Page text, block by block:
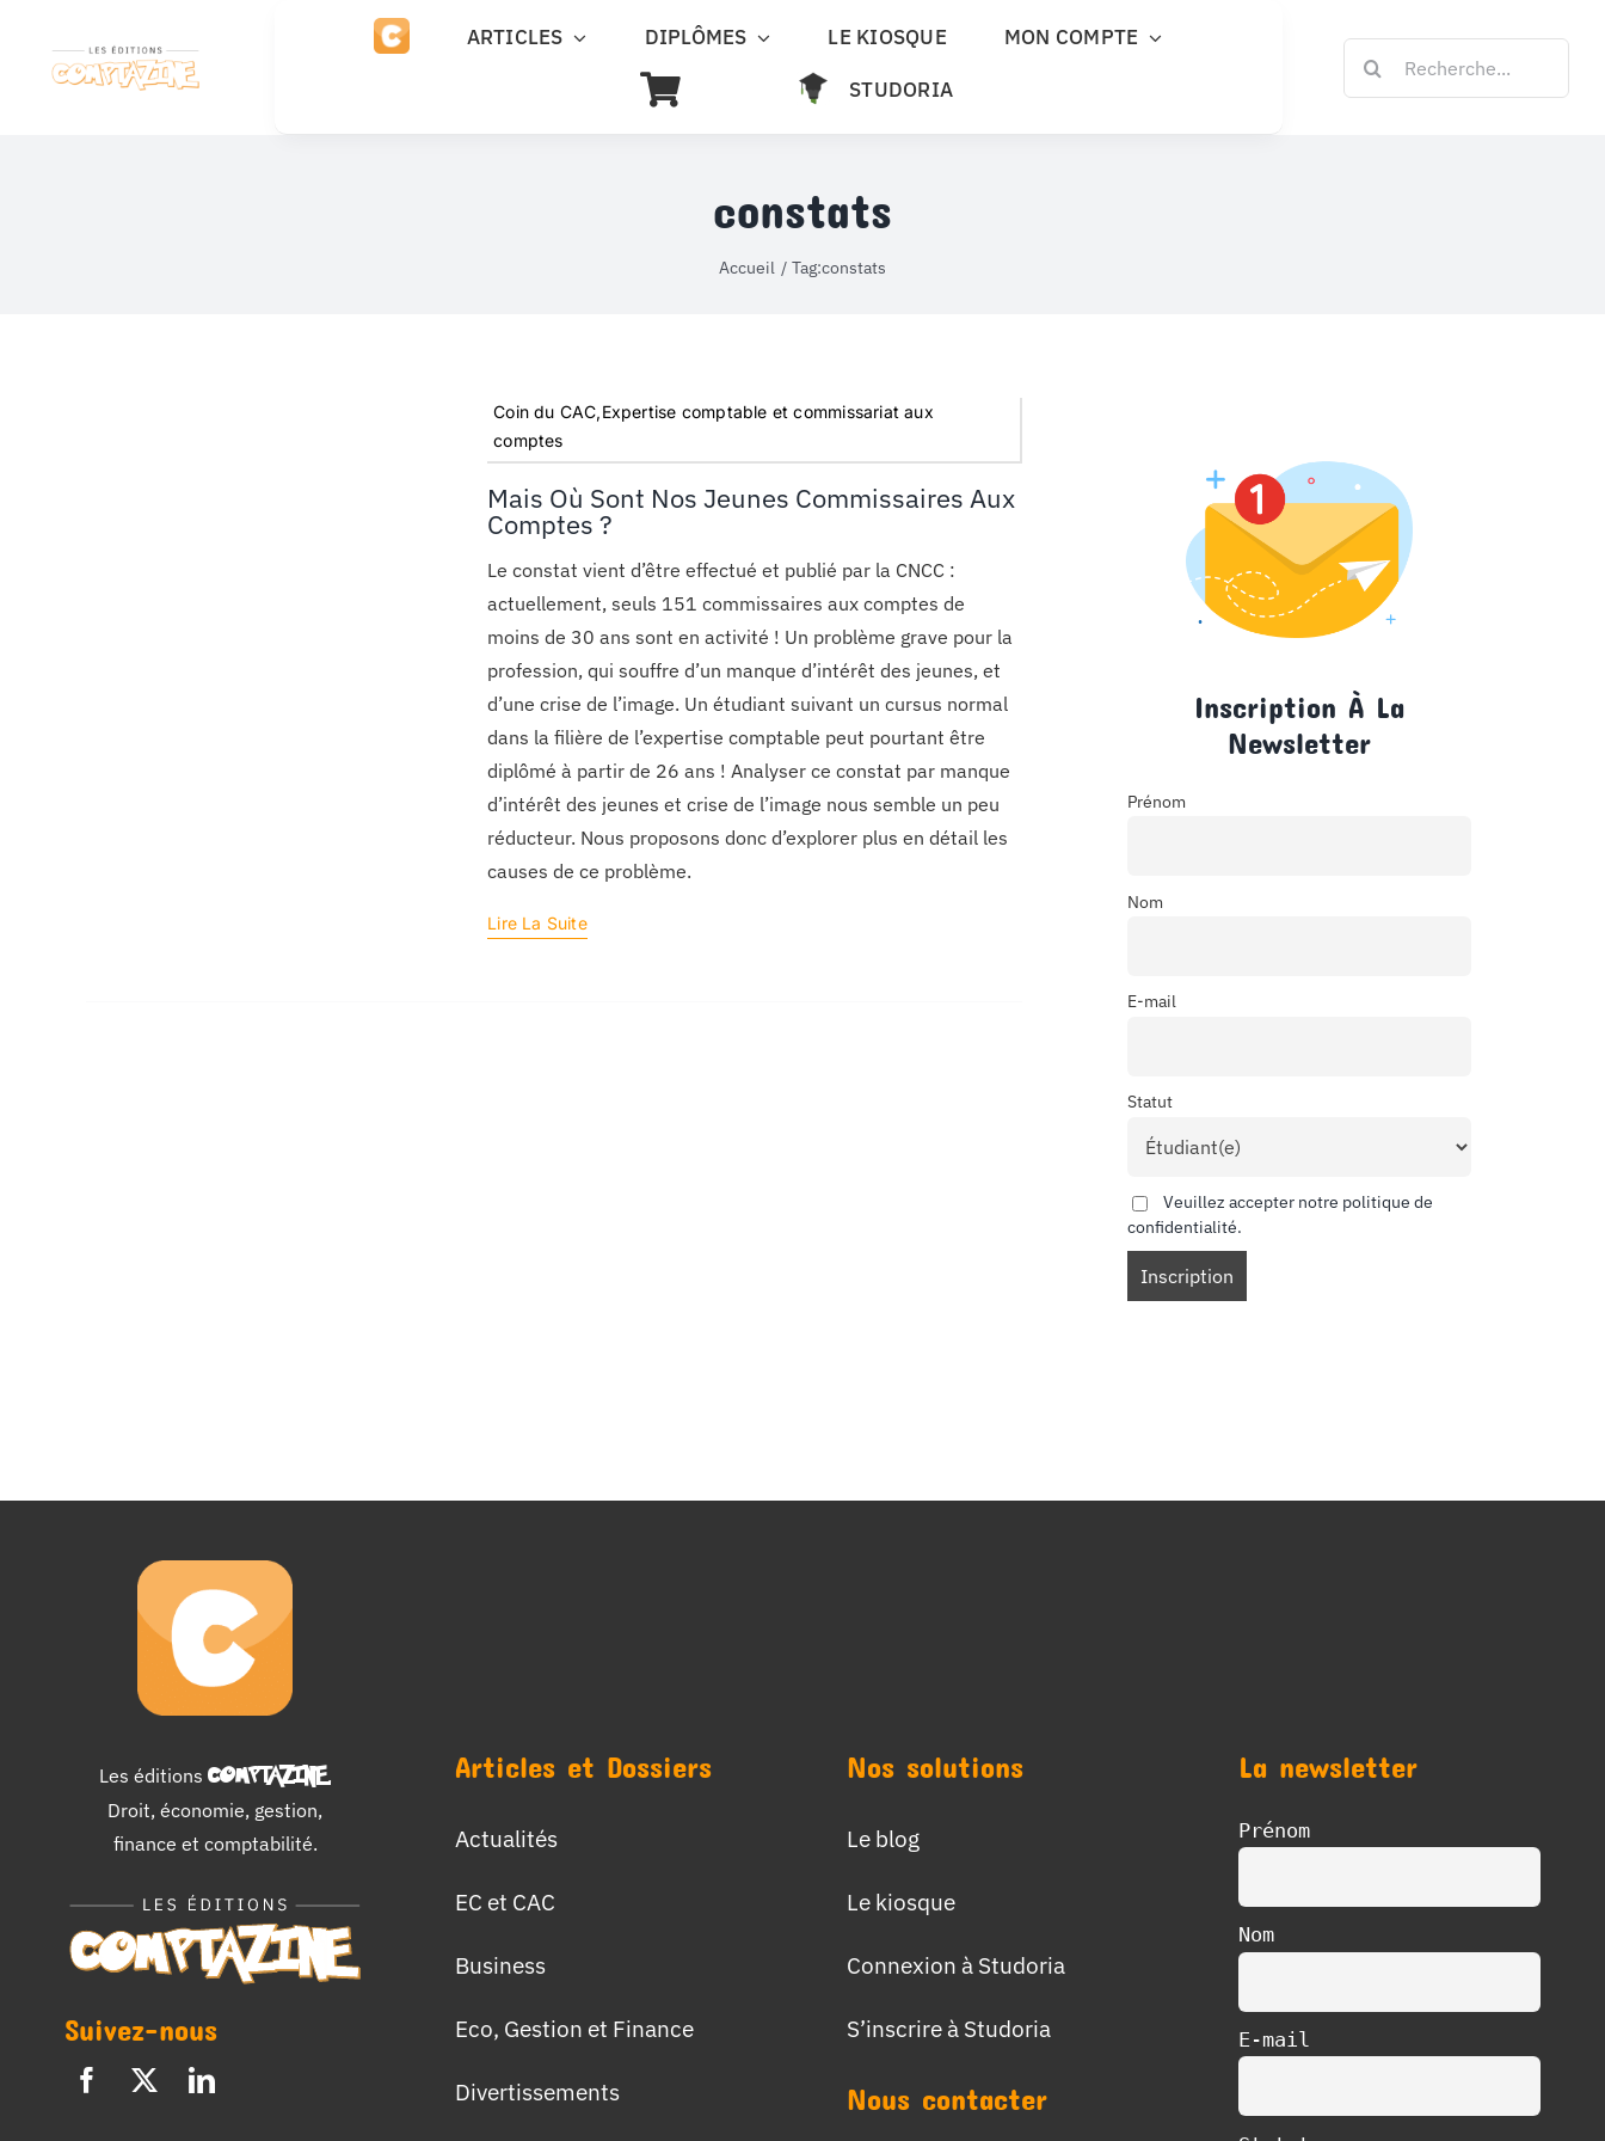
contenu
ARTICLES DIPLÔMES LE KIOSQUE
MON COMPTE
STUDORIA
constats
Accueil Tag:constats
Coin du CAC,Expertise comptable et commissariat aux
comptes
Mais Où Sont Nos Jeunes Commissaires Aux
Comptes ?
Le constat vient d’être effectué et publié par la CNCC :
actuellement, seuls 151 commissaires aux comptes de
moins de 30 ans sont en activité ! Un problème grave pour la
profession, qui souffre d’un manque d’intérêt des jeunes, et
d’une crise de l’image. Un étudiant suivant un cursus normal
dans la filière de l’expertise comptable peut pourtant être
diplômé à partir de 26 ans ! Analyser ce constat par manque
d’intérêt des jeunes et crise de l’image nous semble un peu
réducteur. Nous proposons donc d’explorer plus en détail les
causes de ce problème.
Lire La Suite
Inscription À La
Newsletter
Prénom
Nom
E-mail
Statut
Veuillez accepter notre politique de
confidentialité.
Les éditions COMPTAZINE.
Droit, économie, gestion,
finance et comptabilité.
Suivez-nous
Articles et Dossiers
Actualités
EC et CAC
Business
Eco, Gestion et Finance
Divertissements
Nos solutions
Le blog
Le kiosque
Connexion à Studoria
S’inscrire à Studoria
Nous contacter
La newsletter
Prénom
Nom
E-mail